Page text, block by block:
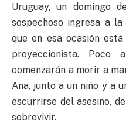
Uruguay, un domingo
sospechoso ingresa a
que en esa ocasión
proyeccionista. Poco
comenzarán a morir a
Ana, junto a un niño y a
escurrirse del asesino,
sobrevivir.